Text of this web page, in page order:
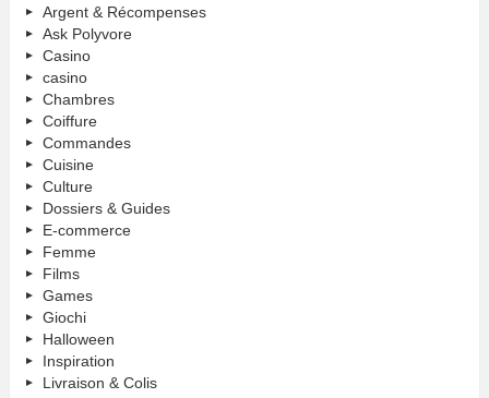
Argent & Récompenses
Ask Polyvore
Casino
casino
Chambres
Coiffure
Commandes
Cuisine
Culture
Dossiers & Guides
E-commerce
Femme
Films
Games
Giochi
Halloween
Inspiration
Livraison & Colis